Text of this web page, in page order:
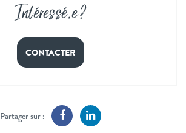
Intéressé.e ?
CONTACTER
Partager sur :